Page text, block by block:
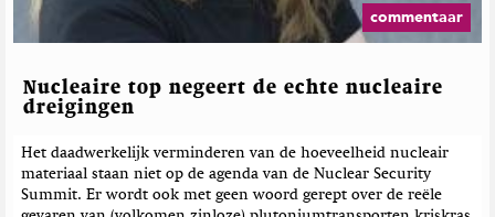
commentaar
Nucleaire top negeert de echte nucleaire
dreigingen
Het daadwerkelijk verminderen van de hoeveelheid nucleair
materiaal staan niet op de agenda van de Nuclear Security
Summit. Er wordt ook met geen woord gerept over de reële